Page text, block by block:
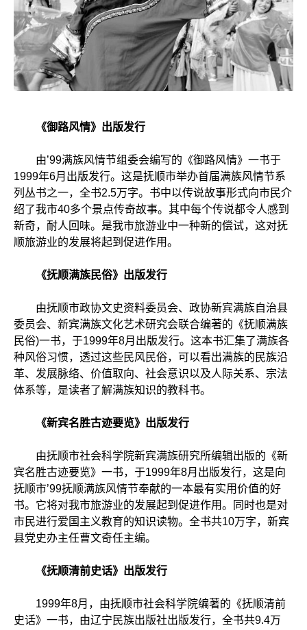
《御路风情》出版发行
由’99满族风情节组委会编写的《御路风情》一书于
1999年6月出版发行。这是抚顺市举办首届满族风情节系
列丛书之一，全书2.5万字。书中以传说故事形式向市民介
绍了我市40多个景点传奇故事。其中每个传说都令人感到
新奇，耐人回味。是我市旅游业中一种新的偿试，这对抚
顺旅游业的发展将起到促进作用。
《抚顺满族民俗》出版发行
由抚顺市政协文史资料委员会、政协新宾满族自治县
委员会、新宾满族文化艺术研究会联合编著的《抚顺满族
民俗)一书，于1999年8月出版发行。这本书汇集了满族各
种风俗习惯，透过这些民风民俗，可以看出满族的民族沿
革、发展脉络、价值取向、社会意识以及人际关系、宗法
体系等，是读者了解满族知识的教科书。
《新宾名胜古迹要览》出版发行
由抚顺市社会科学院新宾满族研究所编辑出版的《新
宾名胜古迹要览》一书，于1999年8月出版发行，这是向
抚顺市’99抚顺满族风情节奉献的一本最有实用价值的好
书。它将对我市旅游业的发展起到促进作用。同时也是对
市民进行爱国主义教育的知识读物。全书共10万字，新宾
县党史办主任曹文奇任主编。
《抚顺清前史话》出版发行
1999年8月，由抚顺市社会科学院编著的《抚顺清前
史话》一书，由辽宁民族出版社出版发行，全书共9.4万